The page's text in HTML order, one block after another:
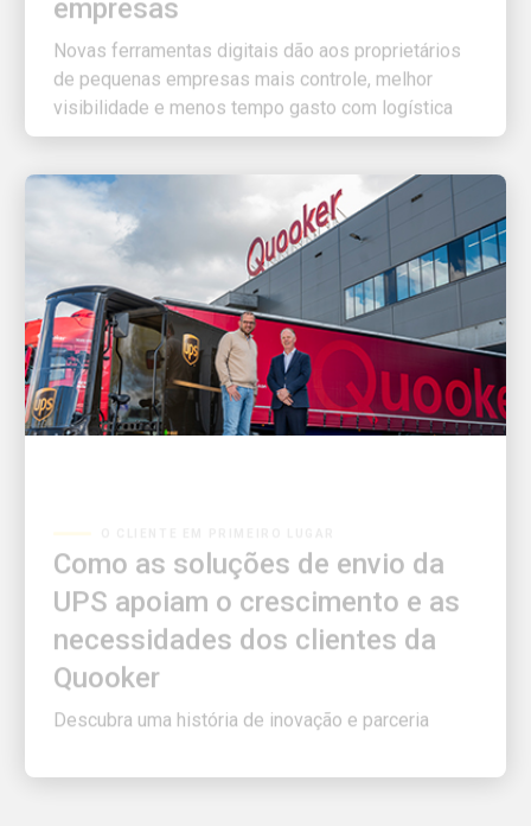
Novas ferramentas digitais dão aos proprietários
de pequenas empresas mais controle, melhor
visibilidade e menos tempo gasto com logística
UPS apoiam o crescimento e as
necessidades dos clientes da
Quooker
Descubra uma história de inovação e parceria